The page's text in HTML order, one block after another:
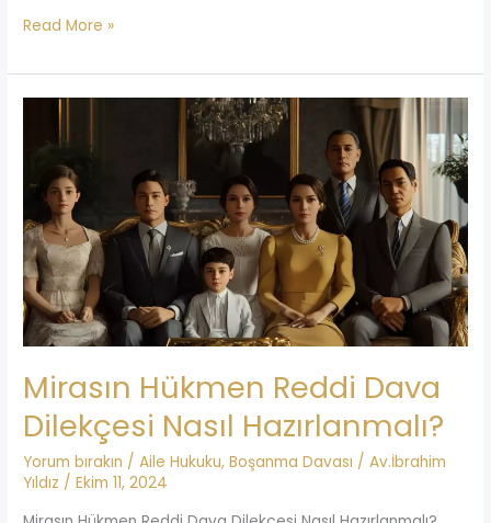
Read More »
Mirasın Hükmen Reddi Dava
Dilekçesi Nasıl Hazırlanmalı?
Yorum bırakın /Aile Hukuku,Boşanma Davası /Av.İbrahim
Yıldız /Ekim 11, 2024
Mirasın
Hükmen
Reddi
Dava
Dilekçesi
Nasıl
Hazırlanmalı?